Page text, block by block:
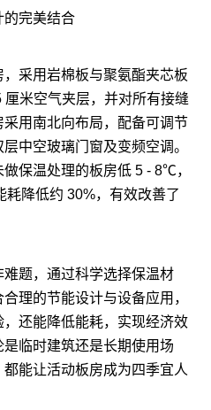
的完美结合
采用岩棉板与聚氨酯夹芯板
米空气夹层，并对所有接缝
用南北向布局，配备可调节
中空玻璃门窗及变频空调。
保温处理的板房低 5 - 8℃，
降低约 30%，有效改善了
题，通过科学选择保温材
理的节能设计与设备应用，
还能降低能耗，实现经济效
临时建筑还是长期使用场
能让活动板房成为四季宜人